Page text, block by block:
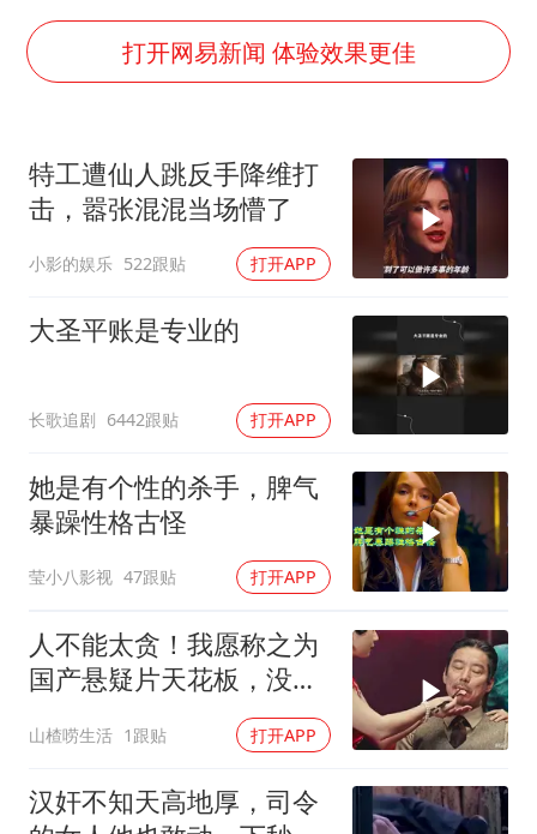
关之琳否认与27岁模特的恋情
对话重庆地铁吐血女孩
中方回应日本广岛核爆81周年
中国五箭齐发反制美国
奋进开新局 实干挑大梁
打开网易新闻 体验效果更佳
特工遭仙人跳反手降维打
击，嚣张混混当场懵了
小影的娱乐 522跟贴 打开APP
大圣平账是专业的
长歌追剧 6442跟贴 打开APP
她是有个性的杀手，脾气
暴躁性格古怪
莹小八影视 47跟贴 打开APP
人不能太贪！我愿称之为
国产悬疑片天花板，没有
山楂唠生活 1跟贴 打开APP
汉奸不知天高地厚，司令